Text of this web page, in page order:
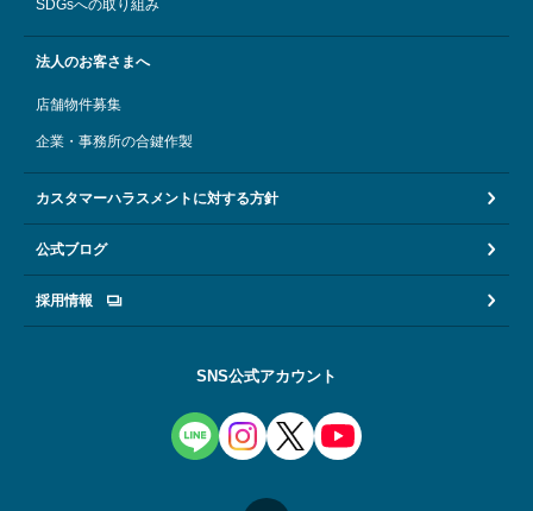
SDGsへの取り組み
法人のお客さまへ
店舗物件募集
企業・事務所の合鍵作製
カスタマーハラスメントに対する方針
公式ブログ
採用情報
SNS公式アカウント